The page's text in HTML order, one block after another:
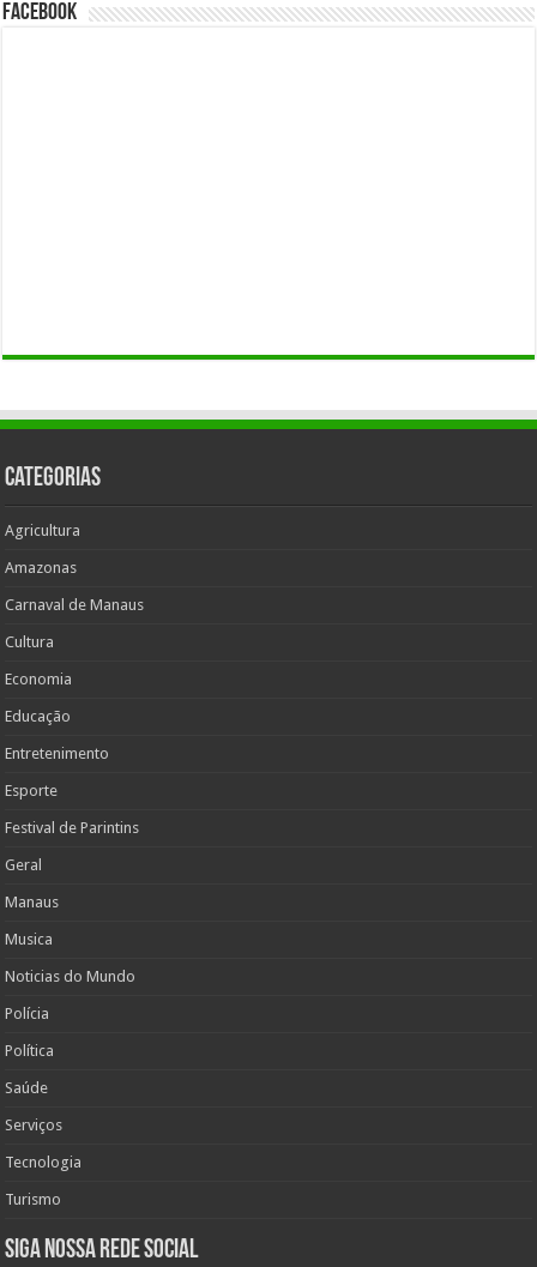
Facebook
Categorias
Agricultura
Amazonas
Carnaval de Manaus
Cultura
Economia
Educação
Entretenimento
Esporte
Festival de Parintins
Geral
Manaus
Musica
Noticias do Mundo
Polícia
Política
Saúde
Serviços
Tecnologia
Turismo
Siga nossa rede social